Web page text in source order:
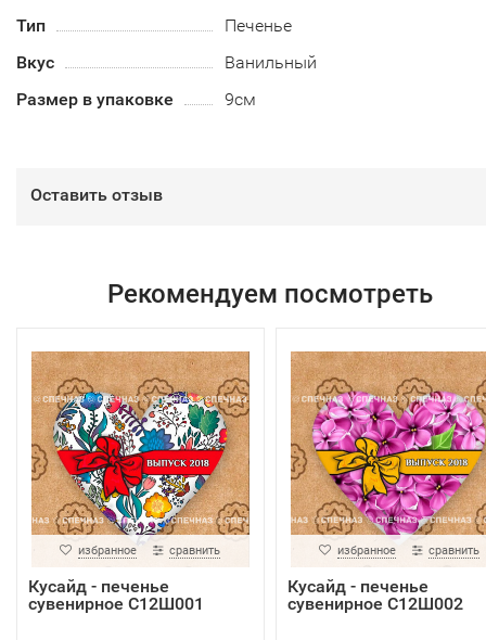
Тип
Печенье
Вкус
Ванильный
Размер в упаковке
9см
Оставить отзыв
Рекомендуем посмотреть
избранное сравнить
Кусайд - печенье
сувенирное С12Ш001
избранное сравнить
Кусайд - печенье
сувенирное С12Ш002